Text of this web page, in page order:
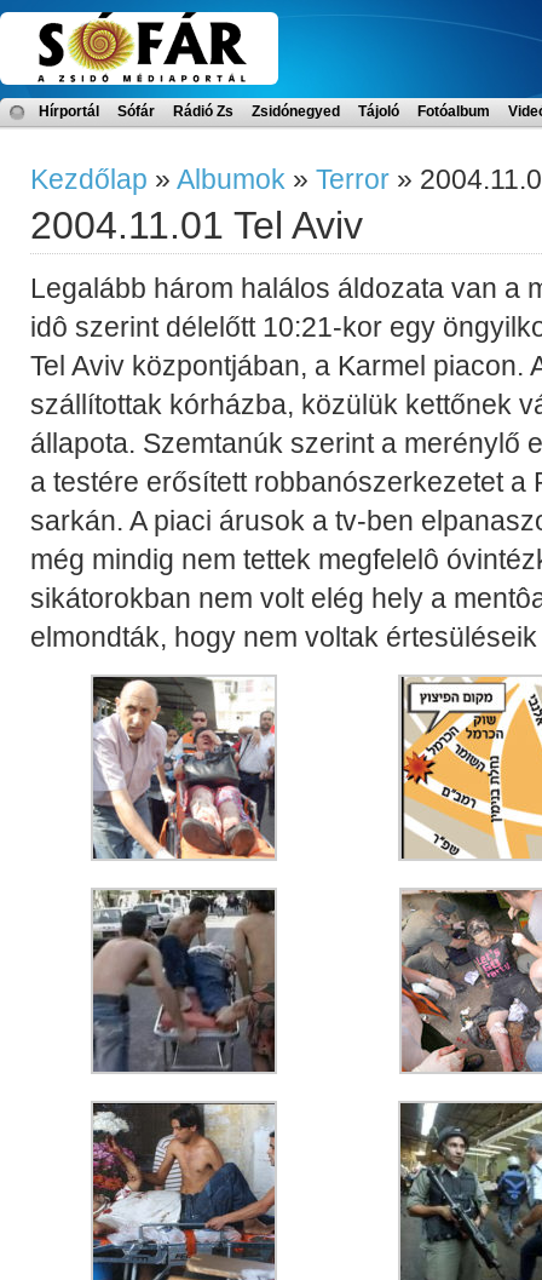
Hírportál Sófár Rádió Zs Zsidónegyed Tájoló Fotóalbum
Kezdőlap » Albumok » Terror »
2004.11.01 Tel Aviv
Legalább három halálos áldozata van a
idô szerint délelőtt 10:21-kor egy
Tel Aviv központjában, a Karmel piacon.
szállítottak kórházba, közülük kettőnek
állapota. Szemtanúk szerint a merénylő
a testére erősített robbanószerkezetet a
sarkán. A piaci árusok a tv-ben
még mindig nem tettek megfelelô
sikátorokban nem volt elég hely a
elmondták, hogy nem voltak